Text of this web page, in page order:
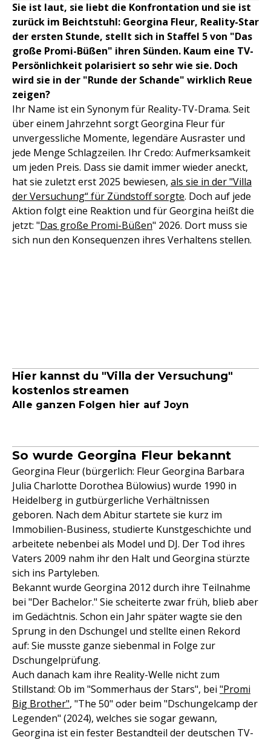
Sie ist laut, sie liebt die Konfrontation und sie ist
zurück im Beichtstuhl: Georgina Fleur, Reality-Star
der ersten Stunde, stellt sich in Staffel 5 von "Das
große Promi-Büßen" ihren Sünden. Kaum eine TV-
Persönlichkeit polarisiert so sehr wie sie. Doch
wird sie in der "Runde der Schande" wirklich Reue
zeigen?
Ihr Name ist ein Synonym für Reality-TV-Drama. Seit
über einem Jahrzehnt sorgt Georgina Fleur für
unvergessliche Momente, legendäre Ausraster und
jede Menge Schlagzeilen. Ihr Credo: Aufmerksamkeit
um jeden Preis. Dass sie damit immer wieder aneckt,
hat sie zuletzt erst 2025 bewiesen, als sie in der "Villa
der Versuchung“ für Zündstoff sorgte. Doch auf jede
Aktion folgt eine Reaktion und für Georgina heißt die
jetzt: "Das große Promi-Büßen" 2026. Dort muss sie
sich nun den Konsequenzen ihres Verhaltens stellen.
Hier kannst du "Villa der Versuchung"
kostenlos streamen
Alle ganzen Folgen hier auf Joyn
So wurde Georgina Fleur bekannt
Georgina Fleur (bürgerlich: Fleur Georgina Barbara
Julia Charlotte Dorothea Bülowius) wurde 1990 in
Heidelberg in gutbürgerliche Verhältnissen
geboren. Nach dem Abitur startete sie kurz im
Immobilien-Business, studierte Kunstgeschichte und
arbeitete nebenbei als Model und DJ. Der Tod ihres
Vaters 2009 nahm ihr den Halt und Georgina stürzte
sich ins Partyleben.
Bekannt wurde Georgina 2012 durch ihre Teilnahme
bei "Der Bachelor." Sie scheiterte zwar früh, blieb aber
im Gedächtnis. Schon ein Jahr später wagte sie den
Sprung in den Dschungel und stellte einen Rekord
auf: Sie musste ganze siebenmal in Folge zur
Dschungelprüfung.
Auch danach kam ihre Reality-Welle nicht zum
Stillstand: Ob im "Sommerhaus der Stars", bei "Promi
Big Brother", "The 50" oder beim "Dschungelcamp der
Legenden" (2024), welches sie sogar gewann,
Georgina ist ein fester Bestandteil der deutschen TV-